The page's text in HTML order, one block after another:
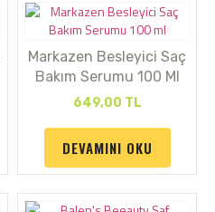
Markazen Besleyici Saç
Bakım Serumu 100 Ml
649,00 TL
DEVAMINI OKU